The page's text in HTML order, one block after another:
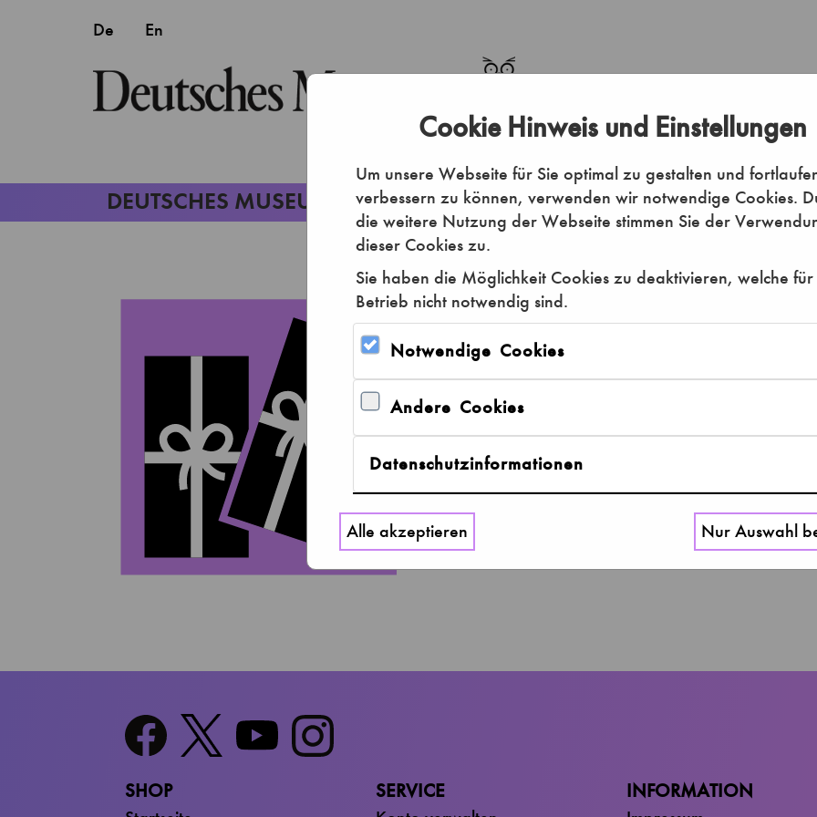
Cookie Hinweis und Einstellungen
Um unsere Webseite für Sie optimal zu gestalten und
verbessern zu können, verwenden wir notwendige Cookies.
die weitere Nutzung der Webseite stimmen Sie der
dieser Cookies zu.
Sie haben die Möglichkeit Cookies zu deaktivieren, welche
Betrieb nicht notwendig sind.
Notwendige Cookies
Andere Cookies
Datenschutzinformationen
Alle akzeptieren Nur Auswahl
22,00 €
Gutschein - Eintrittskarte Familie
Bis zu zwei Erwachsene mit zur Familie
SHOP SERVICE INFORMATION